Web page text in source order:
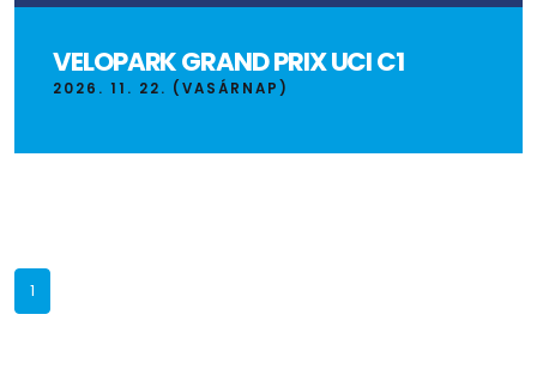
VELOPARK GRAND PRIX UCI C1
2026. 11. 22. (VASÁRNAP)
1